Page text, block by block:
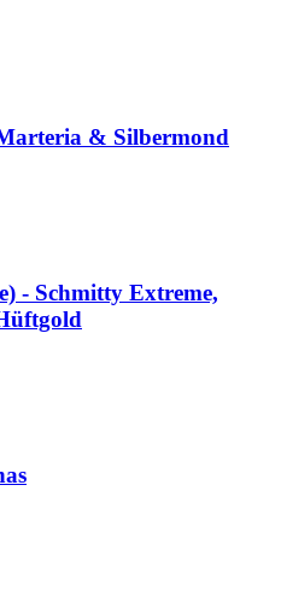
& Silbermond
- Schmitty Extreme,